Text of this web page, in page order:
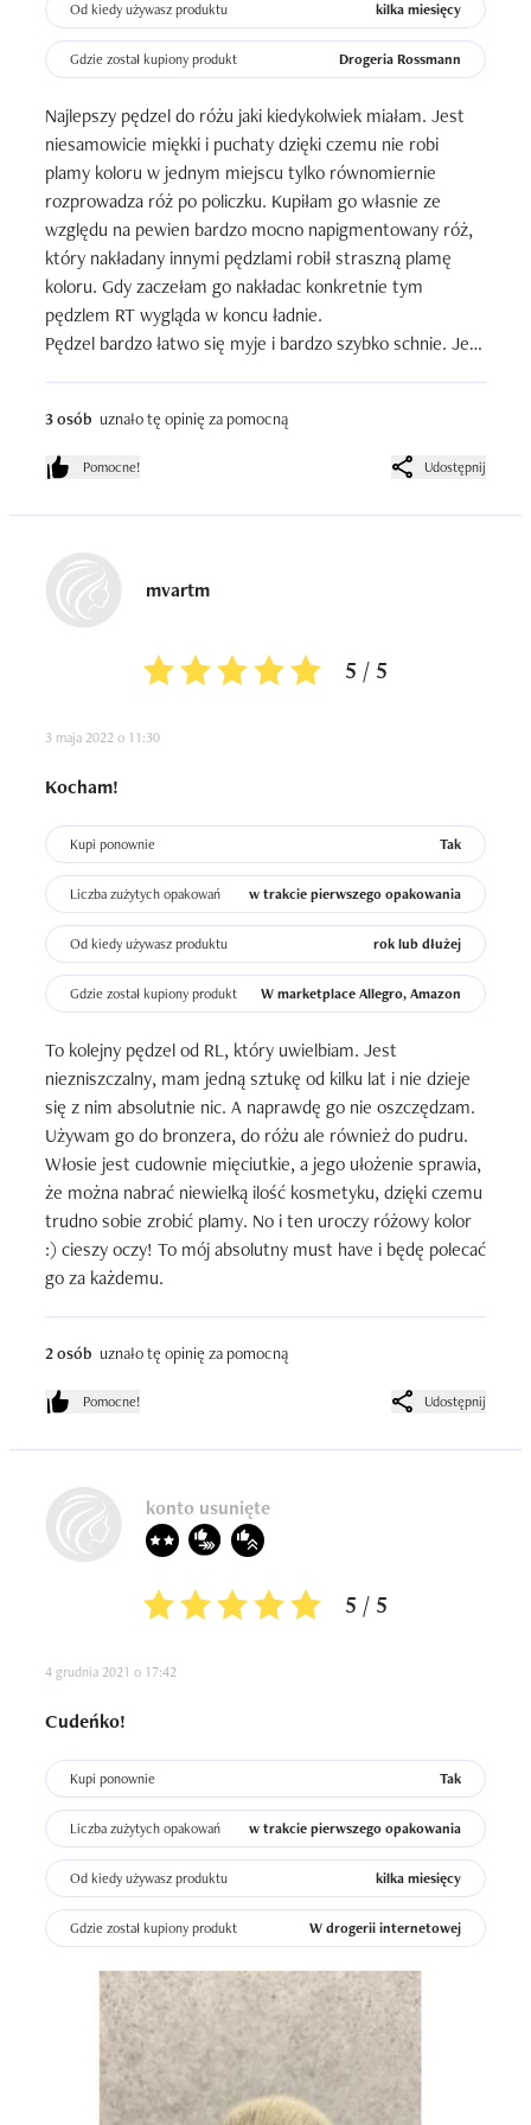
pewnością spełni Twoje oczekiwania.
Od kiedy używasz produktu kilka miesięcy
Gdzie został kupiony produkt Drogeria Rossmann
Najlepszy pędzel do różu jaki kiedykolwiek miałam. Jest
niesamowicie miękki i puchaty dzięki czemu nie robi
plamy koloru w jednym miejscu tylko równomiernie
rozprowadza róż po policzku. Kupiłam go własnie ze
względu na pewien bardzo mocno napigmentowany róż,
który nakładany innymi pędzlami robił straszną plamę
koloru. Gdy zaczełam go nakładac konkretnie tym
pędzlem RT wygląda w koncu ładnie.
Pędzel bardzo łatwo się myje i bardzo szybko schnie. Jest
3 osób uznało tę opinię za pomocną
Pomocne! Udostępnij
mvartm
5 / 5
3 maja 2022 o 11:30
Kocham!
Kupi ponownie Tak
Liczba zużytych opakowań w trakcie pierwszego opakowania
Od kiedy używasz produktu rok lub dłużej
Gdzie został kupiony produkt W marketplace Allegro, Amazon
To kolejny pędzel od RL, który uwielbiam. Jest
niezniszczalny, mam jedną sztukę od kilku lat i nie dzieje
się z nim absolutnie nic. A naprawdę go nie oszczędzam.
Używam go do bronzera, do różu ale również do pudru.
Włosie jest cudownie mięciutkie, a jego ułożenie sprawia,
że można nabrać niewielką ilość kosmetyku, dzięki czemu
trudno sobie zrobić plamy. No i ten uroczy różowy kolor
:) cieszy oczy! To mój absolutny must have i będę polecać
go za każdemu.
2 osób uznało tę opinię za pomocną
Pomocne! Udostępnij
konto usunięte
5 / 5
4 grudnia 2021 o 17:42
Cudeńko!
Kupi ponownie Tak
Liczba zużytych opakowań w trakcie pierwszego opakowania
Od kiedy używasz produktu kilka miesięcy
Gdzie został kupiony produkt W drogerii internetowej